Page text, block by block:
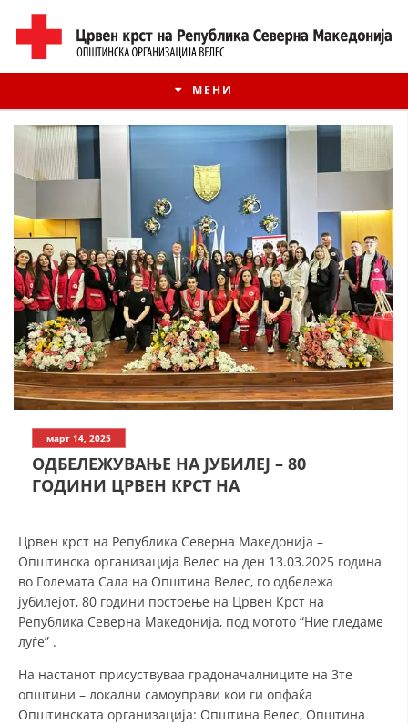
МЕНИ
ИСТОРИЈАТ НА ЦКРМ
ИСТОРИЈАТ НА ДВИЖЕЊЕТО
СТРУКТУРА НА ОРГАНИЗАЦИЈАТА
ЧЛЕНСТВО ВО ПРОФЕСИОНАЛНИ ТЕЛА
ЗАКОН ЗА ЦКРМ
ОРГАНИЗАЦИЈА И РАЗВОЈ
март 14, 2025
ОДБЕЛЕЖУВАЊЕ НА ЈУБИЛЕЈ – 80
ГОДИНИ ЦРВЕН КРСТ НА
Црвен крст на Република Северна Македонија –
Општинска организација Велес на ден 13.03.2025 година
во Големата Сала на Општина Велес, го одбележа
јубилејот, 80 години постоење на Црвен Крст на
Република Северна Македонија, под мотото “Ние гледаме
луѓе” .
На настанот присуствуваа градоначалниците на 3те
општини – локални самоуправи кои ги опфаќа
Општинската организација: Општина Велес, Општина